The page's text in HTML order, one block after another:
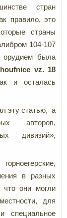
стран
правило, это
страны
104-107
орудием была
vz. 18
и осталась
эту статью, а
авторов,
дивизий»,
в разных
что они могли
для
специальное